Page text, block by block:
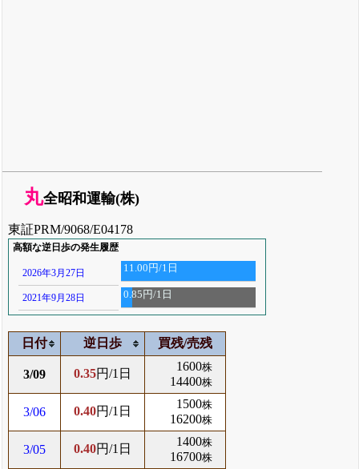
丸全昭和運輸(株)
東証PRM/9068/E04178
高額な逆日歩の発生履歴
2026年3月27日 11.00円/1日
2021年9月28日 0.85円/1日
日付 逆日歩 買残/売残
3/09 0.35円/1日
1600株
14400株
3/06 0.40円/1日
1500株
16200株
3/05 0.40円/1日
1400株
16700株